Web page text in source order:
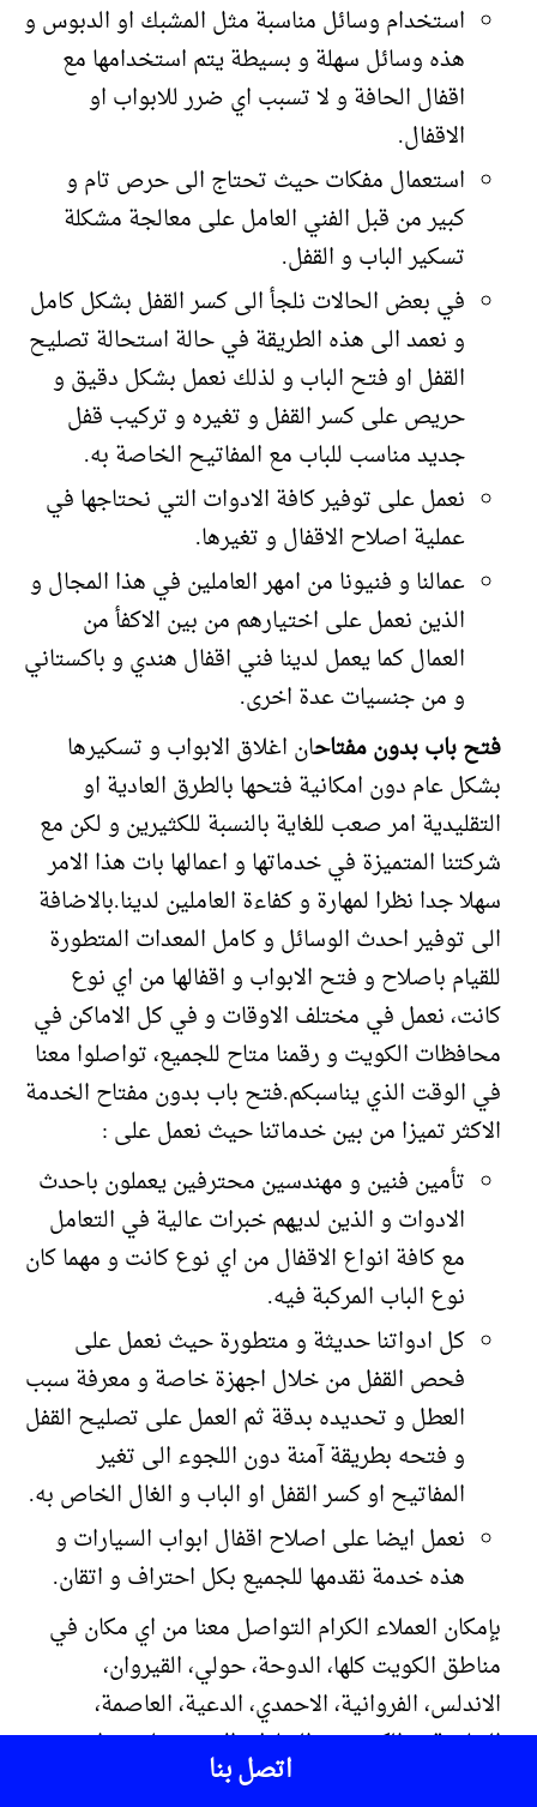
استخدام وسائل مناسبة مثل المشبك او الدبوس و
هذه وسائل سهلة و بسيطة يتم استخدامها مع
اقفال الحافة و لا تسبب اي ضرر للابواب او
الاقفال.
استعمال مفكات حيث تحتاج الى حرص تام و
كبير من قبل الفني العامل على معالجة مشكلة
تسكير الباب و القفل.
في بعض الحالات نلجأ الى كسر القفل بشكل كامل
و نعمد الى هذه الطريقة في حالة استحالة تصليح
القفل او فتح الباب و لذلك نعمل بشكل دقيق و
حريص على كسر القفل و تغيره و تركيب قفل
جديد مناسب للباب مع المفاتيح الخاصة به.
نعمل على توفير كافة الادوات التي نحتاجها في
عملية اصلاح الاقفال و تغيرها.
عمالنا و فنيونا من امهر العاملين في هذا المجال و
الذين نعمل على اختيارهم من بين الاكفأ من
العمال كما يعمل لدينا فني اقفال هندي و باكستاني
و من جنسيات عدة اخرى.
فتح باب بدون مفتاحان اغلاق الابواب و تسكيرها
بشكل عام دون امكانية فتحها بالطرق العادية او
التقليدية امر صعب للغاية بالنسبة للكثيرين و لكن مع
شركتنا المتميزة في خدماتها و اعمالها بات هذا الامر
سهلا جدا نظرا لمهارة و كفاءة العاملين لدينا.بالاضافة
الى توفير احدث الوسائل و كامل المعدات المتطورة
للقيام باصلاح و فتح الابواب و اقفالها من اي نوع
كانت، نعمل في مختلف الاوقات و في كل الاماكن في
محافظات الكويت و رقمنا متاح للجميع، تواصلوا معنا
في الوقت الذي يناسبكم.فتح باب بدون مفتاح الخدمة
الاكثر تميزا من بين خدماتنا حيث نعمل على :
تأمين فنين و مهندسين محترفين يعملون باحدث
الادوات و الذين لديهم خبرات عالية في التعامل
مع كافة انواع الاقفال من اي نوع كانت و مهما كان
نوع الباب المركبة فيه.
كل ادواتنا حديثة و متطورة حيث نعمل على
فحص القفل من خلال اجهزة خاصة و معرفة سبب
العطل و تحديده بدقة ثم العمل على تصليح القفل
و فتحه بطريقة آمنة دون اللجوء الى تغير
المفاتيح او كسر القفل او الباب و الغال الخاص به.
نعمل ايضا على اصلاح اقفال ابواب السيارات و
هذه خدمة نقدمها للجميع بكل احتراف و اتقان.
بإمكان العملاء الكرام التواصل معنا من اي مكان في
مناطق الكويت كلها، الدوحة، حولي، القيروان،
الاندلس، الفروانية، الاحمدي، الدعية، العاصمة،
الشامية، و الكثير من المناطق الاخرى على مدار 24
فتح اقفال ابواب ابو حليفة
اتصل بنا